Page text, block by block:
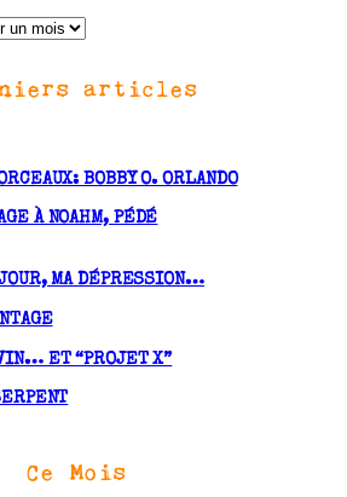
articles
BOBBY O. ORLANDO
À NOAHM, PÉDÉ
MA DÉPRESSION…
ET “PROJET X”
Ce Mois